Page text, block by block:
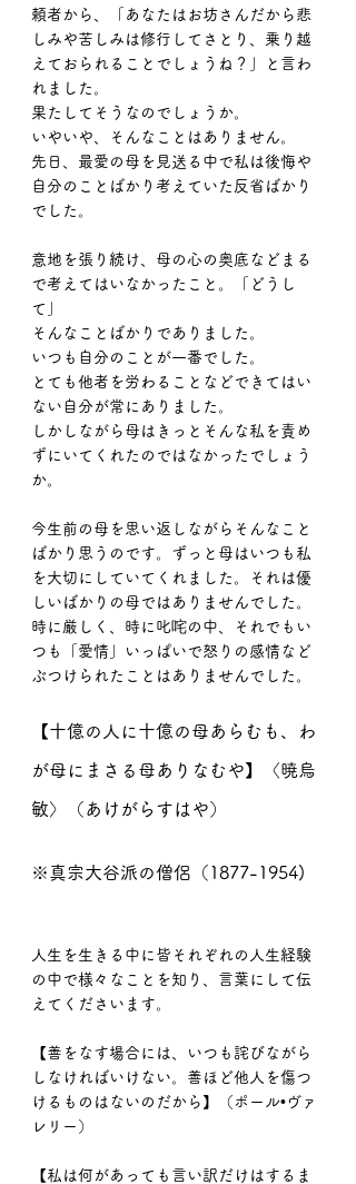
頼者から、「あなたはお坊さんだから悲
しみや苦しみは修行してさとり、乗り越
えておられることでしょうね？」と言わ
れました。
果たしてそうなのでしょうか。
いやいや、そんなことはありません。
先日、最愛の母を見送る中で私は後悔や
自分のことばかり考えていた反省ばかり
でした。
意地を張り続け、母の心の奥底などまる
で考えてはいなかったこと。「どうし
て」
そんなことばかりでありました。
いつも自分のことが一番でした。
とても他者を労わることなどできてはい
ない自分が常にありました。
しかしながら母はきっとそんな私を責め
ずにいてくれたのではなかったでしょう
か。
今生前の母を思い返しながらそんなこと
ばかり思うのです。ずっと母はいつも私
を大切にしていてくれました。それは優
しいばかりの母ではありませんでした。
時に厳しく、時に叱咤の中、それでもい
つも「愛情」いっぱいで怒りの感情など
ぶつけられたことはありませんでした。
【十億の人に十億の母あらむも、わ
が母にまさる母ありなむや】〈暁烏
敏〉（あけがらすはや）
※真宗大谷派の僧侶（1877-1954)
人生を生きる中に皆それぞれの人生経験
の中で様々なことを知り、言葉にして伝
えてくださいます。
【善をなす場合には、いつも詫びながら
しなければいけない。善ほど他人を傷つ
けるものはないのだから】（ポール•ヴァ
レリー）
【私は何があっても言い訳だけはするま